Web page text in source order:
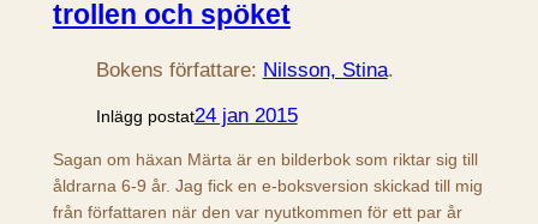
trollen och spöket
Bokens författare: Nilsson, Stina.
Inlägg postat24 jan 2015
Sagan om häxan Märta är en bilderbok som riktar sig till
åldrarna 6-9 år. Jag fick en e-boksversion skickad till mig
från författaren när den var nyutkommen för ett par år